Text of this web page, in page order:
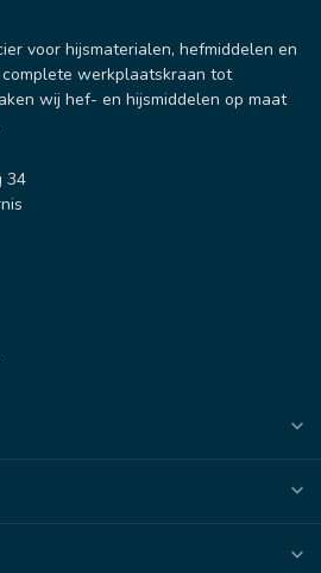
voor hijsmaterialen, hefmiddelen en
werkplaatskraan tot
wij hef- en hijsmiddelen op maat
34